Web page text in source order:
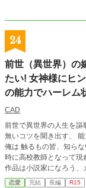
24
前世（異世界）の
たい! 女神様にヒ
の能力でハーレム
CAD
前世で異世界の人生を謳
無いコツを聞き出す、
俺は 触るもの皆、知ら
時に高校教師となって現
作品は小説家になろう
恋愛 完結 長編 R15